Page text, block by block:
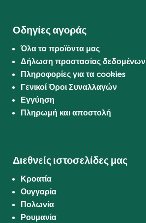
Οδηγίες αγοράς
Όλα τα προϊόντα μας
Δήλωση προστασίας δεδομένων
Πληροφορίες για τα cookies
Γενικοί Όροι Συναλλαγών
Εγγύηση
Πληρωμή και αποστολή
Διεθνείς ιστοσελίδες μας
Κροατία
Ουγγαρία
Πολωνία
Ρουμανία